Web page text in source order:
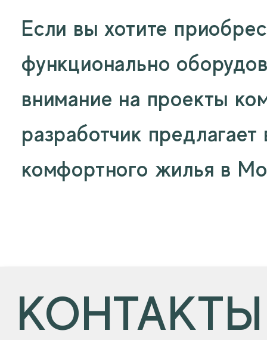
Если вы хотите
функционально
внимание на проекты
разработчик
комфортного жилья в
КОНТАКТЫ